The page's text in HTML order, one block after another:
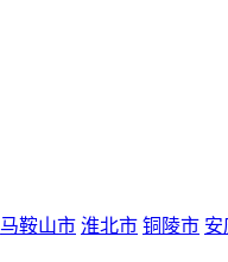
马鞍山市 淮北市 铜陵市 安